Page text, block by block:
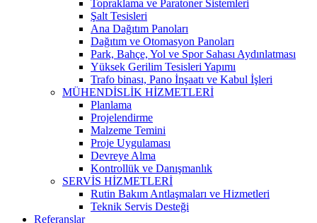
Topraklama ve Paratoner Sistemleri
Şalt Tesisleri
Ana Dağıtım Panoları
Dağıtım ve Otomasyon Panoları
Park, Bahçe, Yol ve Spor Sahası Aydınlatması
Yüksek Gerilim Tesisleri Yapımı
Trafo binası, Pano İnşaatı ve Kabul İşleri
MÜHENDİSLİK HİZMETLERİ
Planlama
Projelendirme
Malzeme Temini
Proje Uygulaması
Devreye Alma
Kontrollük ve Danışmanlık
SERVİS HİZMETLERİ
Rutin Bakım Antlaşmaları ve Hizmetleri
Teknik Servis Desteği
Referanslar